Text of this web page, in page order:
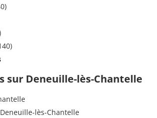
sur Deneuille-lès-Chantelle
lès-Chantelle